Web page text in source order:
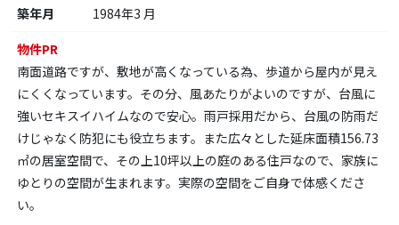
築年月
1984年3 月
物件PR
南面道路ですが、敷地が高くなっている為、歩道から屋内が見え
にくくなっています。その分、風あたりがよいのですが、台風に
強いセキスイハイムなので安心。雨戸採用だから、台風の防雨だ
けじゃなく防犯にも役立ちます。また広々とした延床面積156.73
㎡の居室空間で、その上10坪以上の庭のある住戸なので、家族に
ゆとりの空間が生まれます。実際の空間をご自身で体感くださ
い。